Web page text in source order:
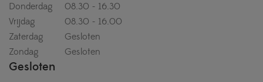
Donderdag
08.30 - 16.30
Vrijdag
08.30 - 16.00
Zaterdag
Gesloten
Zondag
Gesloten
Gesloten